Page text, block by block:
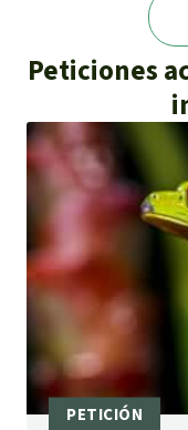
Peticiones